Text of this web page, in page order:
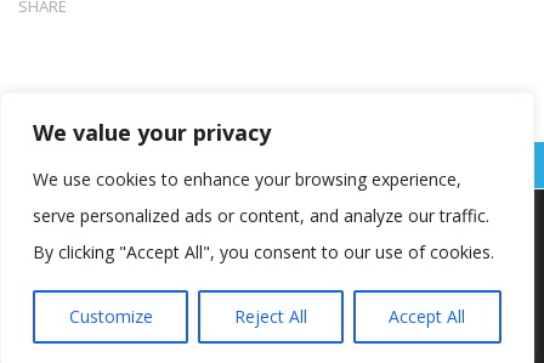
We value your privacy
We use cookies to enhance your browsing experience,
serve personalized ads or content, and analyze our traffic.
By clicking "Accept All", you consent to our use of cookies.
Customize Reject All Accept All
SHARE
Copyright © OŠ Kajzerica
Koristimo kolačiće kako bismo vam pružili najbolje iskustvo na
našoj web stranici.
Informacije o kolačićima koje koristimo ili opcije za
Prihvaćam